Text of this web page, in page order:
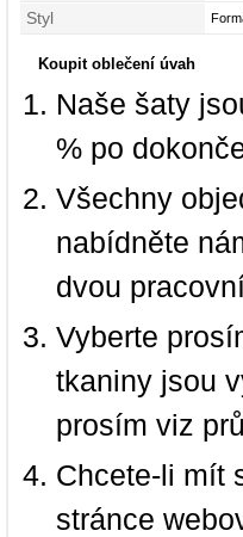
Styl
Koupit oblečení úvah
Naše šaty
% po
Všechny
nabídněte
dvou
Vyberte
tkaniny jsou
prosím viz
Chcete-li mít
stránce